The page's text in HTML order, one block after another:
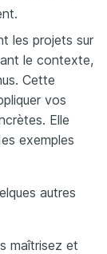
les projets sur
le contexte,
Cette
vos
Elle
exemples
autres
maîtrisez et